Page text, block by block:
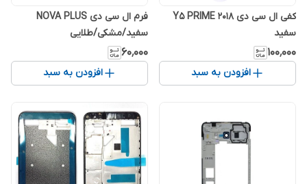
کفی ال سی دی Y5 PRIME 2018
سفید
۱۰۰٬۰۰۰
افزودن به سبد
فرم ال سی دی NOVA PLUS
سفید/مشکی/طلایی
۶۰٬۰۰۰
افزودن به سبد